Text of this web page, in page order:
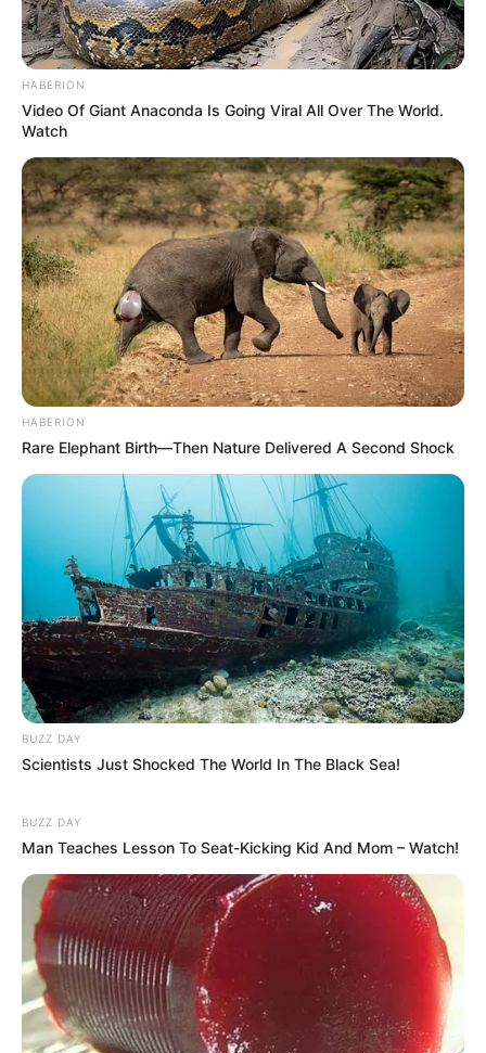
WhatsApp!
Fique informado em tempo real sobre as principais
notícias de Paraguaçu Paulista e região
Clique aqui para entrar no grupo
HABERION
Video Of Giant Anaconda Is Going Viral All Over The World.
Watch
HABERION
Rare Elephant Birth—Then Nature Delivered A Second Shock
BUZZ DAY
Scientists Just Shocked The World In The Black Sea!
BUZZ DAY
Man Teaches Lesson To Seat-Kicking Kid And Mom – Watch!